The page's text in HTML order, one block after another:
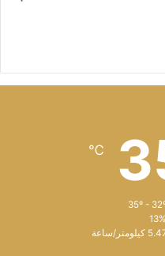
℃
13%
كيلومتر/ساعة